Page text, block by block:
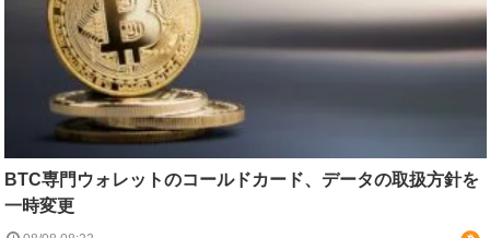
BTC専門ウォレットのコールドカード、データの取扱方針を
一時変更